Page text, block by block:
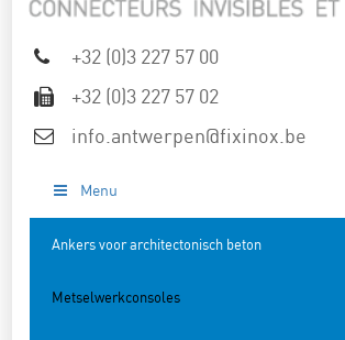
+32 (0)3 227 57 00
+32 (0)3 227 57 02
info.antwerpen@fixinox.be
Menu
Ankers voor architectonisch beton
Metselwerkconsoles